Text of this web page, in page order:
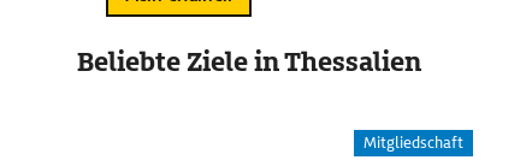
Beliebte Ziele in Thessalien
Mitgliedschaft